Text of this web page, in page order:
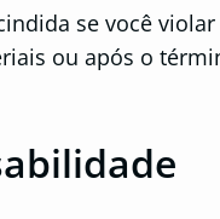
se você
ou após o